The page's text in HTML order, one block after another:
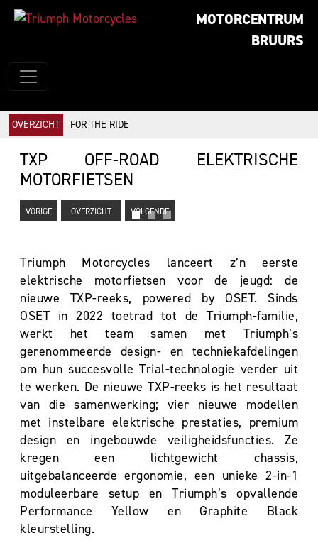
MOTORCENTRUM
BRUURS
OVERZICHT FOR THE RIDE
TXP OFF-ROAD ELEKTRISCHE
MOTORFIETSEN
VORIGE OVERZICHT VOLGENDE
Triumph Motorcycles lanceert z’n eerste
elektrische motorfietsen voor de jeugd: de
nieuwe TXP-reeks, powered by OSET. Sinds
OSET in 2022 toetrad tot de Triumph-familie,
werkt het team samen met Triumph’s
gerenommeerde design- en techniekafdelingen
om hun succesvolle Trial-technologie verder uit
te werken. De nieuwe TXP-reeks is het resultaat
van die samenwerking; vier nieuwe modellen
met instelbare elektrische prestaties, premium
design en ingebouwde veiligheidsfuncties. Ze
kregen een lichtgewicht chassis,
uitgebalanceerde ergonomie, een unieke 2-in-1
moduleerbare setup en Triumph’s opvallende
Performance Yellow en Graphite Black
kleurstelling.